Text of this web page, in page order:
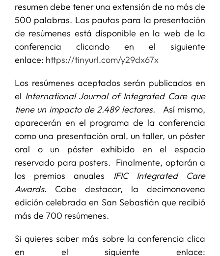
resumen debe tener una extensión de no más de
500 palabras. Las pautas para la presentación
de resúmenes está disponible en la web de la
conferencia clicando en el siguiente
enlace: https://tinyurl.com/y29dx67x
Los resúmenes aceptados serán publicados en
el International Journal of Integrated Care que
tiene un impacto de 2.489 lectores.
Así mismo,
aparecerán en el programa de la conferencia
como una presentación oral, un taller, un póster
oral o un póster exhibido en el espacio
reservado para posters. Finalmente, optarán a
los premios anuales IFIC Integrated Care
Awards. Cabe destacar, la decimonovena
edición celebrada en San Sebastián que recibió
más de 700 resúmenes.
Si quieres saber más sobre la conferencia clica
en el siguiente enlace: